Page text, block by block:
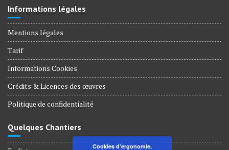
Informations légales
Mentions légales
Tarif
Informations Cookies
Crédits & Licences des œuvres
Politique de confidentialité
Quelques Chantiers
Cookies d’ergonomie,